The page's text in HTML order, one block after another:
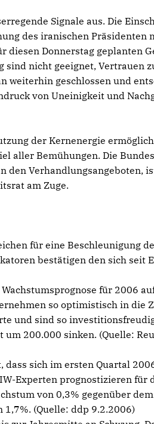
Signale aus. Die
des iranischen Präsidenten
diesen Donnerstag geplanten
sind nicht geeignet, Vertrauen
weiterhin geschlossen und
von Uneinigkeit und
der Kernenergie
aller Bemühungen. Die
den Verhandlungsangeboten,
am Zuge.
für eine Beschleunigung
bestätigen den sich seit
für 2006
so optimistisch in die
und sind so
200.000 sinken. (Quelle:
sich im ersten Quartal
Experten prognostizieren für
von 0,3% gegenüber
1,7%. (Quelle: ddp 9.2.2006)